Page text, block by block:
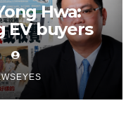
Hwa:
EV buyers
charging
puts the
the